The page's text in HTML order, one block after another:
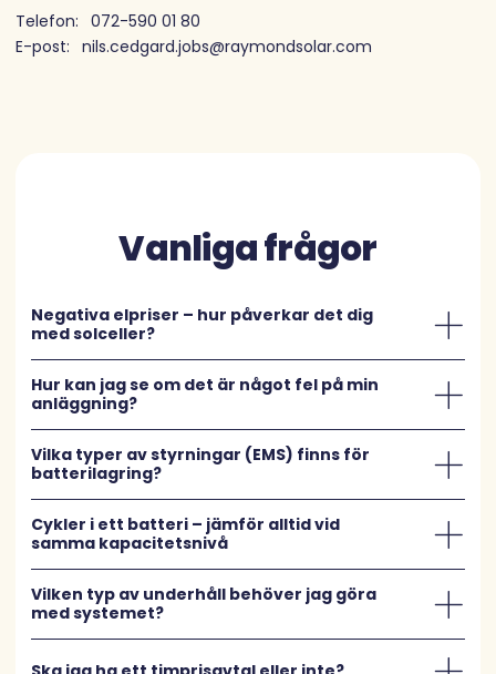
Telefon: 072-590 01 80
E-post: nils.cedgard.jobs@raymondsolar.com
Vanliga frågor
Negativa elpriser – hur påverkar det dig
med solceller?
Hur kan jag se om det är något fel på min
anläggning?
Vilka typer av styrningar (EMS) finns för
batterilagring?
Cykler i ett batteri – jämför alltid vid
samma kapacitetsnivå
Vilken typ av underhåll behöver jag göra
med systemet?